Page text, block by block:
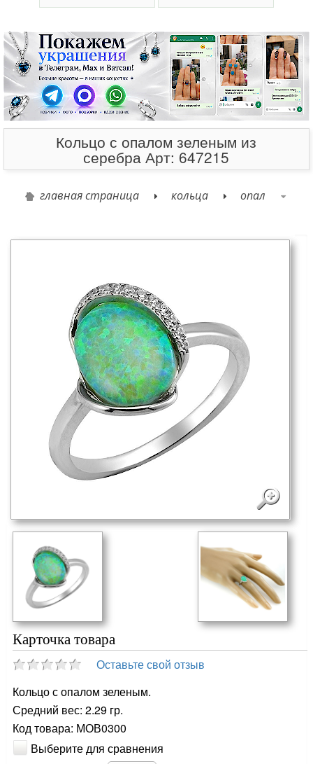
Кольцо с опалом зеленым из
серебра Арт: 647215
главная страница кольца опал
Карточка товара
Оставьте свой отзыв
Кольцо с опалом зеленым.
Средний вес: 2.29 гр.
Код товара: МОВ0300
Выберите для сравнения